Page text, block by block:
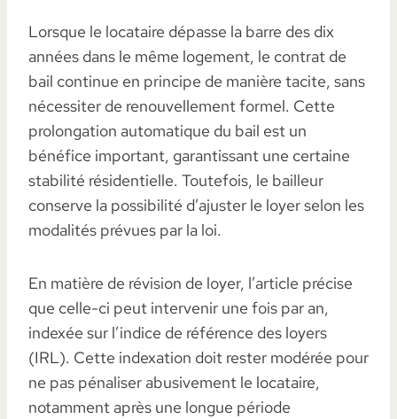
Lorsque le locataire dépasse la barre des dix
années dans le même logement, le contrat de
bail continue en principe de manière tacite, sans
nécessiter de renouvellement formel. Cette
prolongation automatique du bail est un
bénéfice important, garantissant une certaine
stabilité résidentielle. Toutefois, le bailleur
conserve la possibilité d’ajuster le loyer selon les
modalités prévues par la loi.
En matière de révision de loyer, l’article précise
que celle-ci peut intervenir une fois par an,
indexée sur l’indice de référence des loyers
(IRL). Cette indexation doit rester modérée pour
ne pas pénaliser abusivement le locataire,
notamment après une longue période